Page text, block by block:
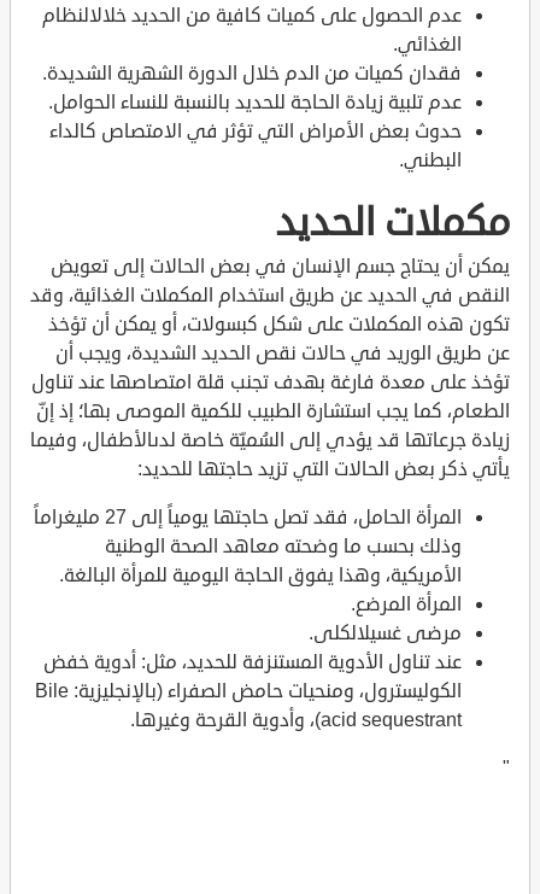
عدم الحصول على كميات كافية من الحديد خلالالنظام
الغذائي.
فقدان كميات من الدم خلال الدورة الشهرية الشديدة.
عدم تلبية زيادة الحاجة للحديد بالنسبة للنساء الحوامل.
حدوث بعض الأمراض التي تؤثر في الامتصاص كالداء
البطني.
مكملات الحديد
يمكن أن يحتاج جسم الإنسان في بعض الحالات إلى تعويض
النقص في الحديد عن طريق استخدام المكملات الغذائية، وقد
تكون هذه المكملات على شكل كبسولات، أو يمكن أن تؤخذ
عن طريق الوريد في حالات نقص الحديد الشديدة، ويجب أن
تؤخذ على معدة فارغة بهدف تجنب قلة امتصاصها عند تناول
الطعام، كما يجب استشارة الطبيب للكمية الموصى بها؛ إذ إنّ
زيادة جرعاتها قد يؤدي إلى السُميّة خاصة لدىالأطفال، وفيما
يأتي ذكر بعض الحالات التي تزيد حاجتها للحديد:
المرأة الحامل، فقد تصل حاجتها يومياً إلى 27 مليغراماً
وذلك بحسب ما وضحته معاهد الصحة الوطنية
الأمريكية، وهذا يفوق الحاجة اليومية للمرأة البالغة.
المرأة المرضع.
مرضى غسيلالكلى.
عند تناول الأدوية المستنزفة للحديد، مثل: أدوية خفض
الكوليسترول، ومنحيات حامض الصفراء (بالإنجليزية: Bile
acid sequestrant)، وأدوية القرحة وغيرها.
"